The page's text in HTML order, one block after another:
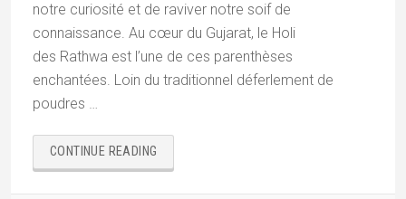
notre curiosité et de raviver notre soif de
connaissance. Au cœur du Gujarat, le Holi
des Rathwa est l’une de ces parenthèses
enchantées. Loin du traditionnel déferlement de
poudres …
CONTINUE READING
EN